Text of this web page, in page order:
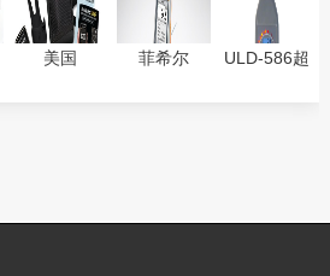
美国
菲希尔
ULD-586超